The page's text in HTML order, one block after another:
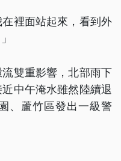
裡面站起來，看到外
雙重影響，北部雨下
中午淹水雖然陸續退
、蘆竹區發出一級警